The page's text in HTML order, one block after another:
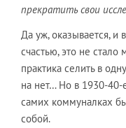
прекратить свои
Да уж, оказывается,
счастью, это не
практика селить в
на нет… Но в 1930-40-
самих коммуналках
собой.